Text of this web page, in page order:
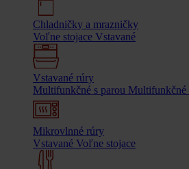
Chladničky a mrazničky
Voľne stojace Vstavané
Vstavané rúry
Multifunkčné s parou Multifunkčné
Mikrovlnné rúry
Vstavané Voľne stojace